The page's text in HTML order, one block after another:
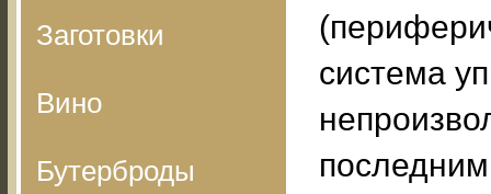
Заготовки
Вино
Бутерброды
система